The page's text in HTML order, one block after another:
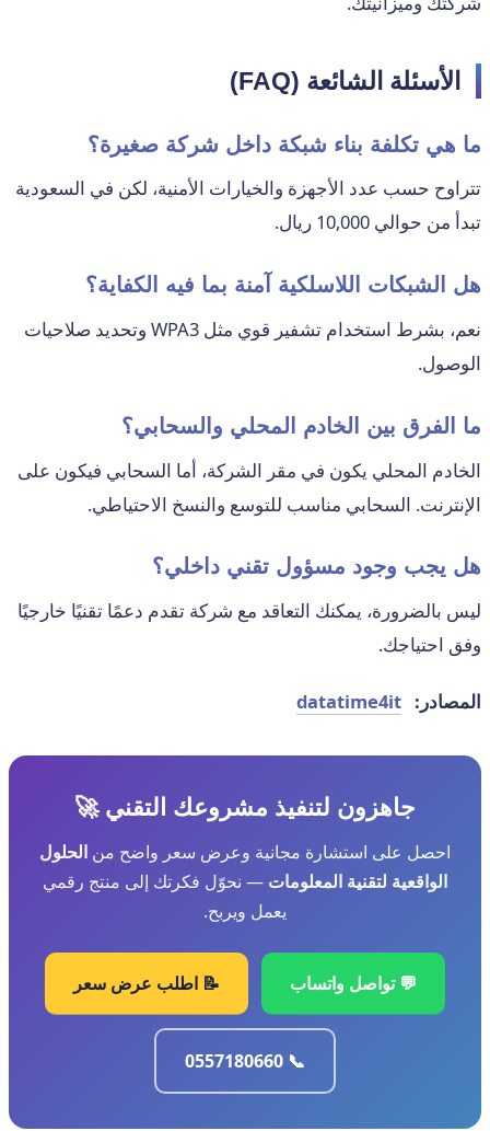
الأسئلة الشائعة (FAQ)
ما هي تكلفة بناء شبكة داخل شركة صغيرة؟
تتراوح حسب عدد الأجهزة والخيارات الأمنية، لكن في السعودية
تبدأ من حوالي 10,000 ريال.
هل الشبكات اللاسلكية آمنة بما فيه الكفاية؟
نعم، بشرط استخدام تشفير قوي مثل WPA3 وتحديد صلاحيات
الوصول.
ما الفرق بين الخادم المحلي والسحابي؟
الخادم المحلي يكون في مقر الشركة، أما السحابي فيكون على
الإنترنت. السحابي مناسب للتوسع والنسخ الاحتياطي.
هل يجب وجود مسؤول تقني داخلي؟
ليس بالضرورة، يمكنك التعاقد مع شركة تقدم دعمًا تقنيًا خارجيًا
وفق احتياجك.
المصادر: datatime4it
جاهزون لتنفيذ مشروعك التقني 🚀
احصل على استشارة مجانية وعرض سعر واضح من الحلول
الواقعية لتقنية المعلومات — نحوّل فكرتك إلى منتج رقمي
يعمل ويربح.
💬 تواصل واتساب 📝 اطلب عرض سعر
📞 0557180660